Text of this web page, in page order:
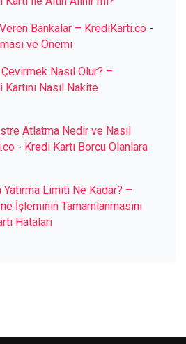
Bankalar – KrediKarti.co -
ve Önemi
Nasıl Olur? –
Kartını Nasıl Nakite
Atlatma Nedir ve Nasıl
- Kredi Kartı Borcu Olanlara
Limiti Ne Kadar? –
İşleminin Tamamlanmasını
Hataları